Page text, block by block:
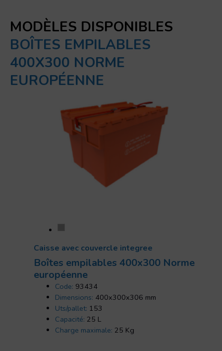
MODÈLES DISPONIBLES
BOÎTES EMPILABLES
400X300 NORME
EUROPÉENNE
Caisse avec couvercle integree
Boîtes empilables 400x300 Norme
européenne
Code: 93434
Dimensions: 400x300x306 mm
Uts/pallet: 153
Capacité: 25 L
Charge maximale: 25 Kg